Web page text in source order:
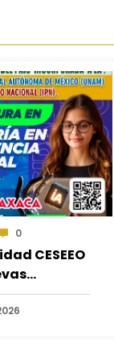
0
CESEEO
acorde a